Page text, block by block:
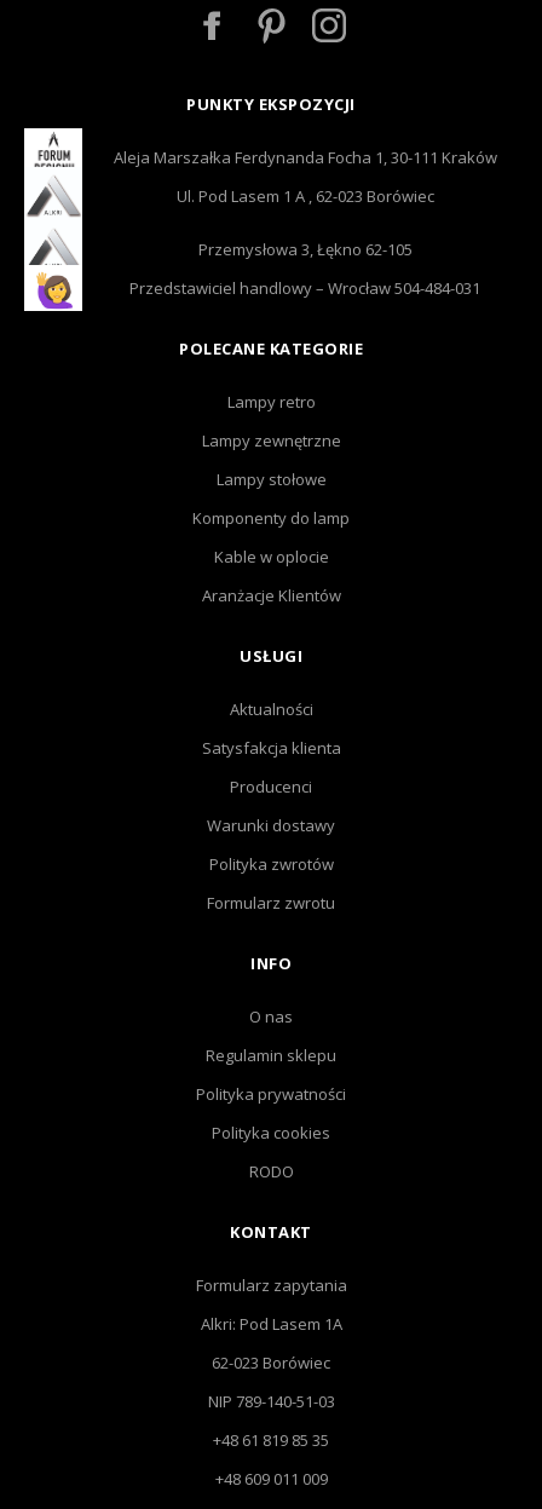
PUNKTY EKSPOZYCJI
Aleja Marszałka Ferdynanda Focha 1, 30-111 Kraków
Ul. Pod Lasem 1 A , 62-023 Borówiec
Przemysłowa 3, Łękno 62-105
Przedstawiciel handlowy – Wrocław 504-484-031
POLECANE KATEGORIE
Lampy retro
Lampy zewnętrzne
Lampy stołowe
Komponenty do lamp
Kable w oplocie
Aranżacje Klientów
USŁUGI
Aktualności
Satysfakcja klienta
Producenci
Warunki dostawy
Polityka zwrotów
Formularz zwrotu
INFO
O nas
Regulamin sklepu
Polityka prywatności
Polityka cookies
RODO
KONTAKT
Formularz zapytania
Alkri: Pod Lasem 1A
62-023 Borówiec
NIP 789-140-51-03
+48 61 819 85 35
+48 609 011 009